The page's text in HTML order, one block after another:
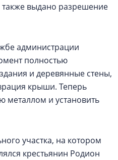
выдано разрешение
администрации
полностью
и деревянные стены,
крыши. Теперь
металлом и установить
участка, на котором
крестьянин Родион